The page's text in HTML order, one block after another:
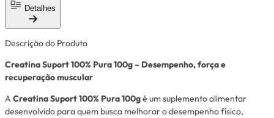
Detalhes
Descrição do Produto
Creatina Suport 100% Pura 100g – Desempenho, força e
recuperação muscular
A Creatina Suport 100% Pura 100gé um suplemento alimentar
desenvolvido para quem busca melhorar o desempenho físico,